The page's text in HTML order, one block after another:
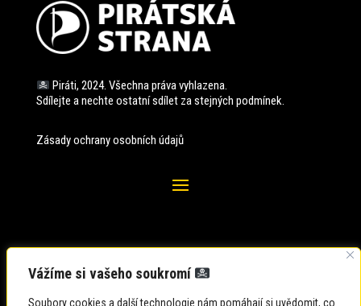
Vážíme si vašeho soukromí
Soubory cookies a další technologie nám pomáhají si uvědomit, co
Piráti, 2024. Všechna práva vyhlazena.
Sdílejte a nechte ostatní sdílet za stejných podmínek.
Zásady ochrany osobních údajů